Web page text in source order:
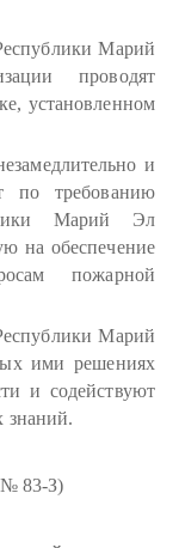
Марий
проводят
установленном
и
по требованию
Марий Эл
на обеспечение
пожарной
Марий
ими решениях
и содействуют
знаний.
№ 83-З)